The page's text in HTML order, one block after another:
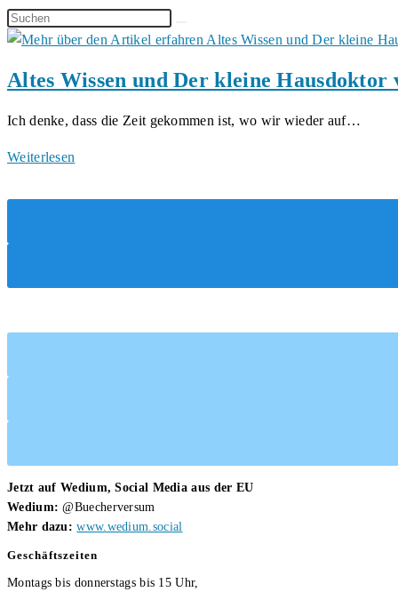
Diese
Website
Altes Wissen und Der kleine
Ich denke, dass die Zeit gekommen ist, wo wir wieder auf…
Weiterlesen
und
von
med.
Jetzt auf Wedium, Social Media aus der EU
Wedium: @Buecherversum
Mehr dazu: www.wedium.social
Geschäftszeiten
Montags bis donnerstags bis 15 Uhr,